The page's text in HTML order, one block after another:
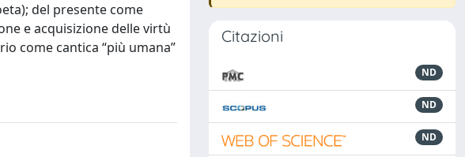
del presente come
e acquisizione delle virtù
come cantica “più umana”
Citazioni
ND
ND
ND